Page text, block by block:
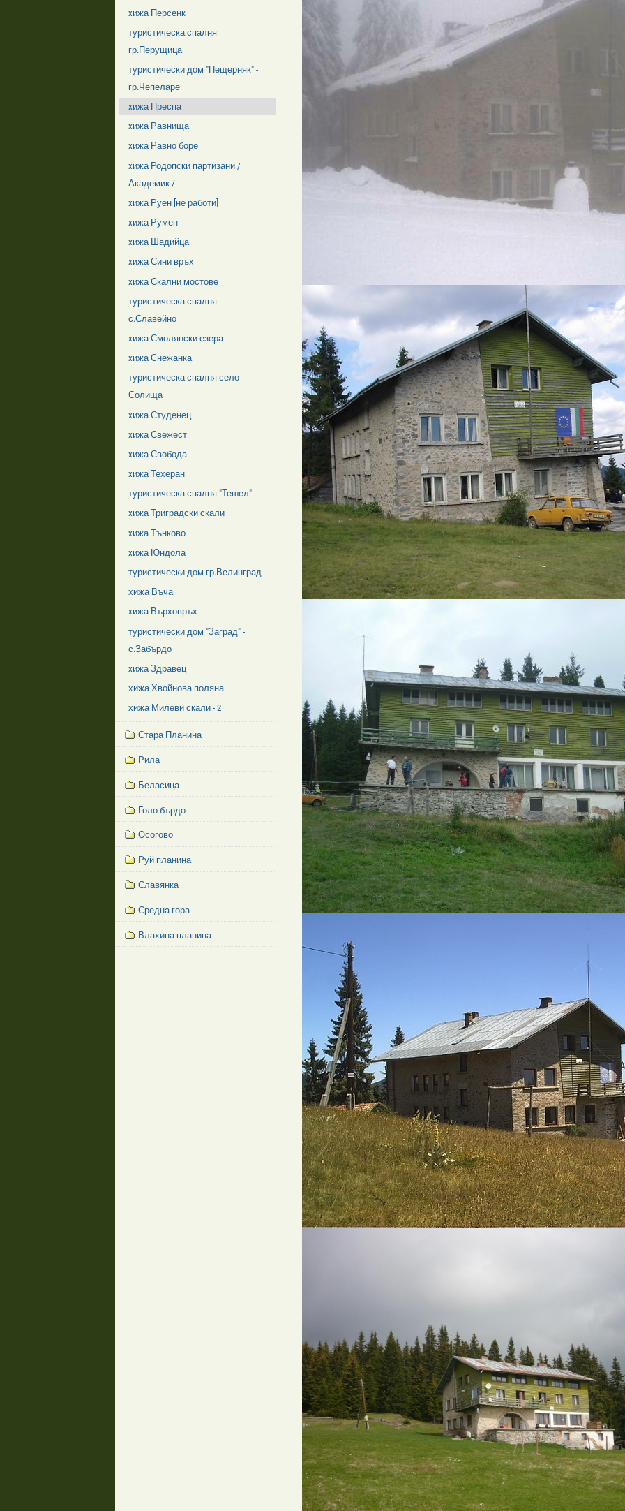
xижа Персенк
туристическа спалня
гр.Перущица
туристически дом "Пещерняк" -
гр.Чепеларе
xижа Преспа
xижа Равнища
xижа Равно боре
xижа Родопски партизани /
Академик /
xижа Руен [не работи]
xижа Румен
xижа Шадийца
xижа Сини връх
xижа Скални мостове
туристическа спалня
с.Славейно
xижа Смолянски езера
xижа Снежанка
туристическа спалня село
Солища
xижа Студенец
xижа Свежест
xижа Свобода
xижа Техеран
туристическа спалня "Тешел"
xижа Триградски скали
xижа Тънково
xижа Юндола
туристически дом гр.Велинград
хижа Въча
xижа Върховръх
туристически дом "Заград" -
с.Забърдо
xижа Здравец
хижа Хвойнова поляна
хижа Милеви скали - 2
Стара Планина
Рила
Беласица
Голо бърдо
Осогово
Руй планина
Славянка
Средна гора
Влахина планина